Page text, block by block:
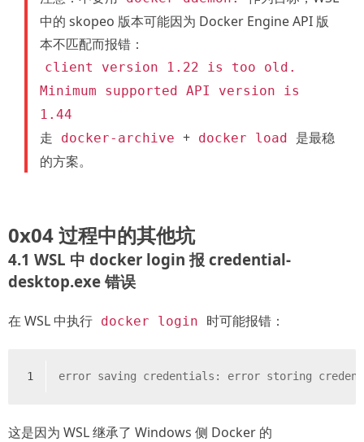
中的 skopeo 版本可能因为 Docker Engine API 版
本不匹配而报错：
client version 1.22 is too old.
Minimum supported API version is
1.44
走 docker-archive + docker load
是最稳
的方案。
0x04 过程中的其他坑
4.1 WSL 中 docker login 报 credential-
desktop.exe 错误
在 WSL 中执行 docker login 时可能报错：
1 error saving credentials: error storing
这是因为 WSL 继承了 Windows 侧 Docker 的